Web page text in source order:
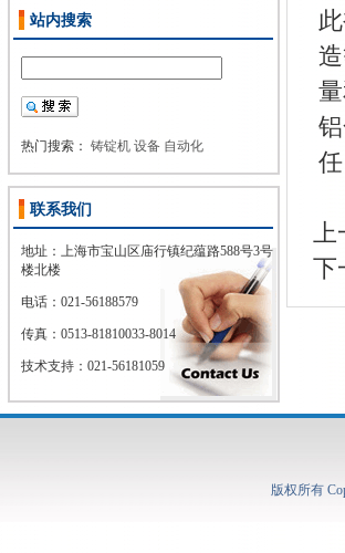
站内搜索
热门搜索： 铸锭机 设备 自动化
联系我们
地址：上海市宝山区庙行镇纪蕴路588号3号
楼北楼
电话：021-56188579
传真： 0513-81810033-8014
技术支持：021-56181059
上
下
版权所有